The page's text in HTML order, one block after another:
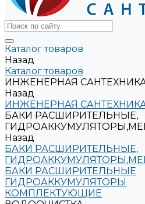
Каталог товаров
Назад
Каталог товаров
ИНЖЕНЕРНАЯ
Назад
ИНЖЕНЕРНАЯ
БАКИ РАСШИРИТЕЛЬНЫЕ,
Назад
БАКИ РАСШИРИТЕЛЬНЫЕ,
БАКИ РАСШИРИТЕЛЬНЫЕ
ГИДРОАККУМУЛЯТОРЫ
КОМПЛЕКТУЮЩИЕ